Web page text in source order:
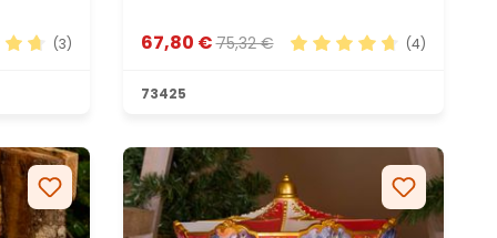
(3) 67,80 €75,32 € (4)
73425